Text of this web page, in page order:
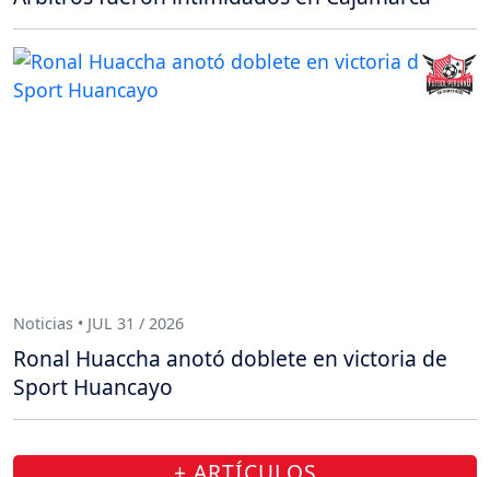
Noticias • JUL 31 / 2026
Ronal Huaccha anotó doblete en victoria de
Sport Huancayo